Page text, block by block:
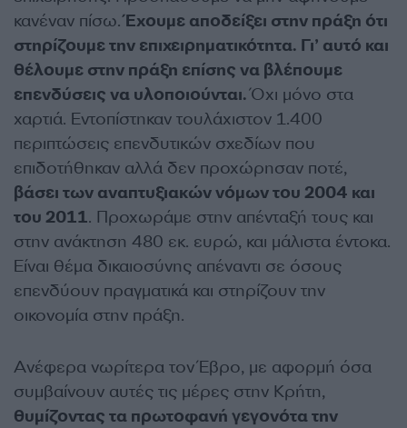
κανέναν πίσω.Έχουμε αποδείξει στην πράξη ότι
στηρίζουμε την επιχειρηματικότητα. Γι’ αυτό και
θέλουμε στην πράξη επίσης να βλέπουμε
επενδύσεις να υλοποιούνται.Όχι μόνο στα
χαρτιά. Εντοπίστηκαν τουλάχιστον 1.400
περιπτώσεις επενδυτικών σχεδίων που
επιδοτήθηκαν αλλά δεν προχώρησαν ποτέ,
βάσει των αναπτυξιακών νόμων του 2004 και
του 2011. Προχωράμε στην απένταξή τους και
στην ανάκτηση 480 εκ. ευρώ, και μάλιστα έντοκα.
Είναι θέμα δικαιοσύνης απέναντι σε όσους
επενδύουν πραγματικά και στηρίζουν την
οικονομία στην πράξη.
Ανέφερα νωρίτερα τον Έβρο, με αφορμή όσα
συμβαίνουν αυτές τις μέρες στην Κρήτη,
θυμίζοντας τα πρωτοφανή γεγονότα την